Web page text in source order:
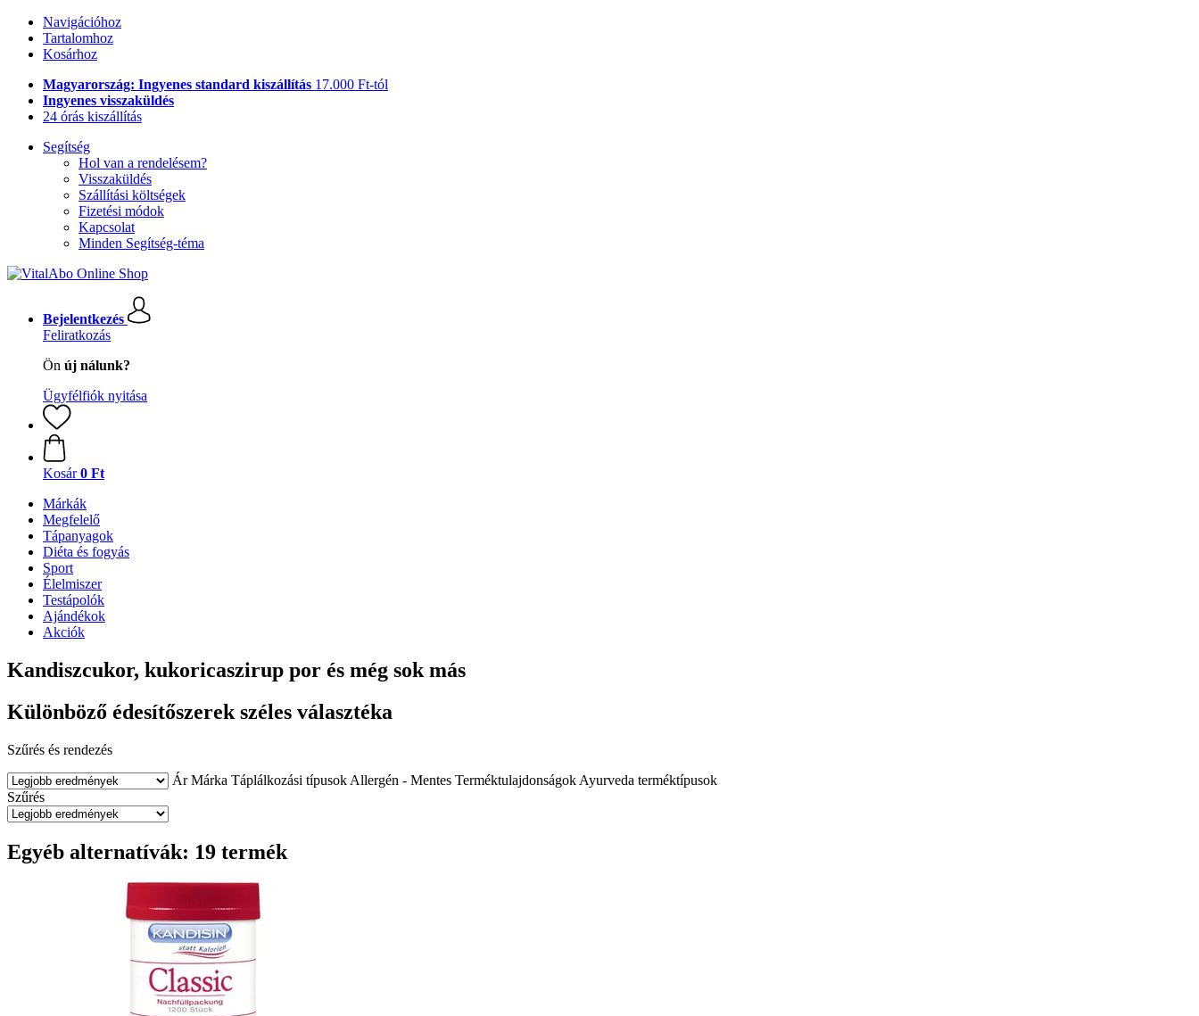
Navigációhoz
Tartalomhoz
Kosárhoz
Magyarország: Ingyenes standard kiszállítás 17.000 Ft-tól
Ingyenes visszaküldés
24 órás kiszállítás
Segítség
Hol van a rendelésem?
Visszaküldés
Szállítási költségek
Fizetési módok
Kapcsolat
Minden Segítség-téma
Bejelentkezés
Feliratkozás
Ön új nálunk?
Ügyfélfiók nyitása
Kosár 0 Ft
Márkák
Megfelelő
Tápanyagok
Diéta és fogyás
Sport
Élelmiszer
Testápolók
Ajándékok
Akciók
Kandiszcukor, kukoricaszirup por és még sok más
Különböző édesítőszerek széles választéka
Szűrés és rendezés
Ár Márka Táplálkozási típusok Allergén - Mentes Terméktulajdonságok Ayurveda terméktípusok
Szűrés
Egyéb alternatívák: 19 termék